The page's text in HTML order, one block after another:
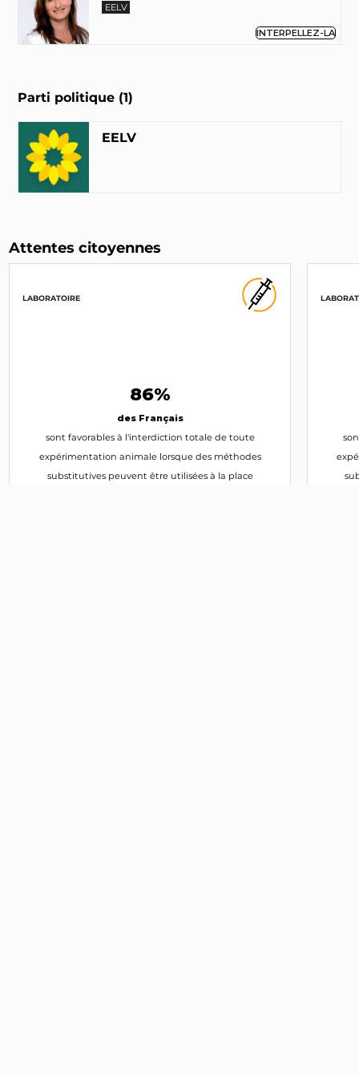
EELV
INTERPELLEZ-LA
Parti politique (1)
EELV
Attentes citoyennes
LABORATOIRE
86%
des Français
sont favorables à l'interdiction totale de toute
expérimentation animale lorsque des méthodes
substitutives peuvent être utilisées à la place